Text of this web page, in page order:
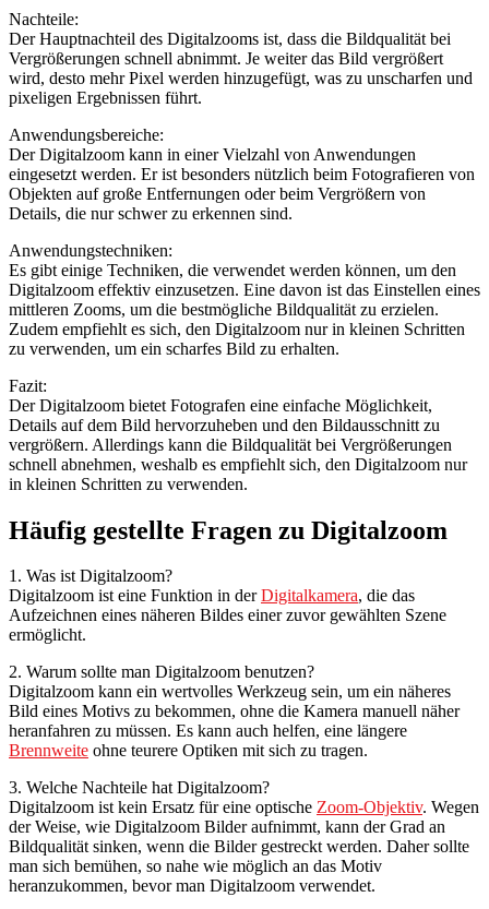
Nachteile:
Der Hauptnachteil des Digitalzooms ist, dass die Bildqualität bei
Vergrößerungen schnell abnimmt. Je weiter das Bild vergrößert
wird, desto mehr Pixel werden hinzugefügt, was zu unscharfen und
pixeligen Ergebnissen führt.
Anwendungsbereiche:
Der Digitalzoom kann in einer Vielzahl von Anwendungen
eingesetzt werden. Er ist besonders nützlich beim Fotografieren von
Objekten auf große Entfernungen oder beim Vergrößern von
Details, die nur schwer zu erkennen sind.
Anwendungstechniken:
Es gibt einige Techniken, die verwendet werden können, um den
Digitalzoom effektiv einzusetzen. Eine davon ist das Einstellen eines
mittleren Zooms, um die bestmögliche Bildqualität zu erzielen.
Zudem empfiehlt es sich, den Digitalzoom nur in kleinen Schritten
zu verwenden, um ein scharfes Bild zu erhalten.
Fazit:
Der Digitalzoom bietet Fotografen eine einfache Möglichkeit,
Details auf dem Bild hervorzuheben und den Bildausschnitt zu
vergrößern. Allerdings kann die Bildqualität bei Vergrößerungen
schnell abnehmen, weshalb es empfiehlt sich, den Digitalzoom nur
in kleinen Schritten zu verwenden.
Häufig gestellte Fragen zu Digitalzoom
1. Was ist Digitalzoom?
Digitalzoom ist eine Funktion in derDigitalkamera, die das
Aufzeichnen eines näheren Bildes einer zuvor gewählten Szene
ermöglicht.
2. Warum sollte man Digitalzoom benutzen?
Digitalzoom kann ein wertvolles Werkzeug sein, um ein näheres
Bild eines Motivs zu bekommen, ohne die Kamera manuell näher
heranfahren zu müssen. Es kann auch helfen, eine längere
Brennweite ohne teurere Optiken mit sich zu tragen.
3. Welche Nachteile hat Digitalzoom?
Digitalzoom ist kein Ersatz für eine optische Zoom-Objektiv. Wegen
der Weise, wie Digitalzoom Bilder aufnimmt, kann der Grad an
Bildqualität sinken, wenn die Bilder gestreckt werden. Daher sollte
man sich bemühen, so nahe wie möglich an das Motiv
heranzukommen, bevor man Digitalzoom verwendet.